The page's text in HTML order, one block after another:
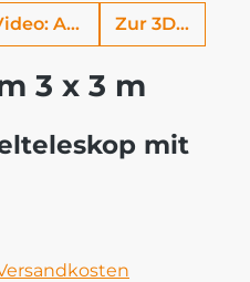
ProfiAufbauhilfeZur 3D Ansicht
3 x 3 m
mit